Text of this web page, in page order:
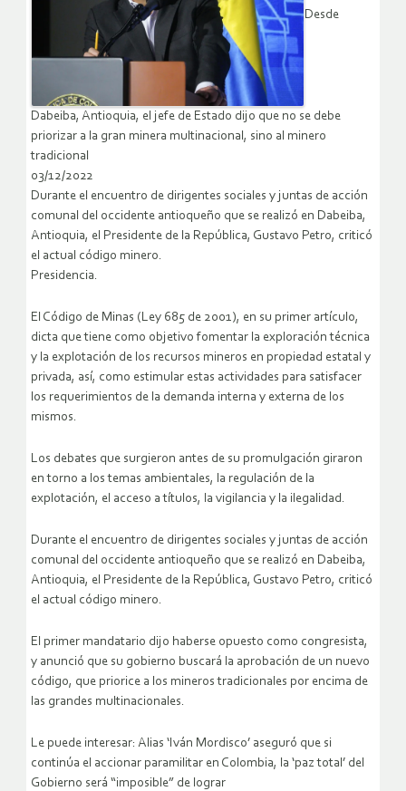
Desde
Dabeiba, Antioquia, el jefe de Estado dijo que no se debe
priorizar a la gran minera multinacional, sino al minero
tradicional
03/12/2022
Durante el encuentro de dirigentes sociales y juntas de acción
comunal del occidente antioqueño que se realizó en Dabeiba,
Antioquia, el Presidente de la República, Gustavo Petro, criticó
el actual código minero.
Presidencia.
El Código de Minas (Ley 685 de 2001), en su primer artículo,
dicta que tiene como objetivo fomentar la exploración técnica
y la explotación de los recursos mineros en propiedad estatal y
privada, así, como estimular estas actividades para satisfacer
los requerimientos de la demanda interna y externa de los
mismos.
Los debates que surgieron antes de su promulgación giraron
en torno a los temas ambientales, la regulación de la
explotación, el acceso a títulos, la vigilancia y la ilegalidad.
Durante el encuentro de dirigentes sociales y juntas de acción
comunal del occidente antioqueño que se realizó en Dabeiba,
Antioquia, el Presidente de la República, Gustavo Petro, criticó
el actual código minero.
El primer mandatario dijo haberse opuesto como congresista,
y anunció que su gobierno buscará la aprobación de un nuevo
código, que priorice a los mineros tradicionales por encima de
las grandes multinacionales.
Le puede interesar: Alias ‘Iván Mordisco’ aseguró que si
continúa el accionar paramilitar en Colombia, la ‘paz total’ del
Gobierno será “imposible” de lograr